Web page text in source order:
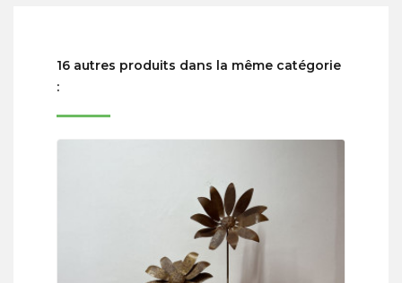
16 autres produits dans la même catégorie
: